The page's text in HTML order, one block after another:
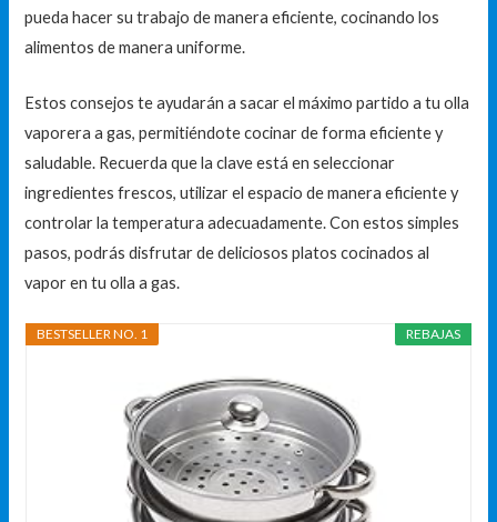
pueda hacer su trabajo de manera eficiente, cocinando los
alimentos de manera uniforme.
Estos consejos te ayudarán a sacar el máximo partido a tu olla
vaporera a gas, permitiéndote cocinar de forma eficiente y
saludable. Recuerda que la clave está en seleccionar
ingredientes frescos, utilizar el espacio de manera eficiente y
controlar la temperatura adecuadamente. Con estos simples
pasos, podrás disfrutar de deliciosos platos cocinados al
vapor en tu olla a gas.
REBAJAS
BESTSELLER NO. 1